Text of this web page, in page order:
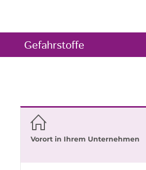
Gefahrstoffe
Vorort in Ihrem Unternehmen